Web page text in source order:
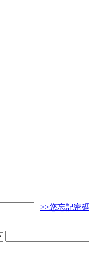
>>您忘記密